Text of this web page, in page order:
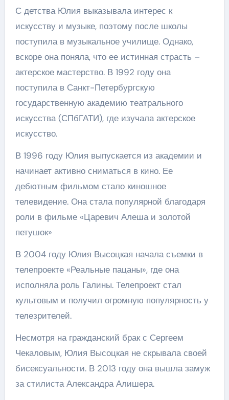
С детства Юлия выказывала интерес к
искусству и музыке, поэтому после школы
поступила в музыкальное училище. Однако,
вскоре она поняла, что ее истинная страсть –
актерское мастерство. В 1992 году она
поступила в Санкт-Петербургскую
государственную академию театрального
искусства (СПбГАТИ), где изучала актерское
искусство.
В 1996 году Юлия выпускается из академии и
начинает активно сниматься в кино. Ее
дебютным фильмом стало киношное
телевидение. Она стала популярной благодаря
роли в фильме «Царевич Алеша и золотой
петушок»
В 2004 году Юлия Высоцкая начала съемки в
телепроекте «Реальные пацаны», где она
исполняла роль Галины. Телепроект стал
культовым и получил огромную популярность у
телезрителей.
Несмотря на гражданский брак с Сергеем
Чекаловым, Юлия Высоцкая не скрывала своей
бисексуальности. В 2013 году она вышла замуж
за стилиста Александра Алишера.